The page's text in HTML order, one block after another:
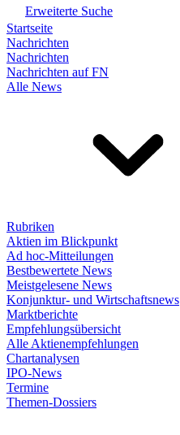
Erweiterte Suche
Startseite
Nachrichten
Nachrichten
Nachrichten auf FN
Alle News
Rubriken
Aktien im Blickpunkt
Ad hoc-Mitteilungen
Bestbewertete News
Meistgelesene News
Konjunktur- und Wirtschaftsnews
Marktberichte
Empfehlungsübersicht
Alle Aktienempfehlungen
Chartanalysen
IPO-News
Termine
Themen-Dossiers